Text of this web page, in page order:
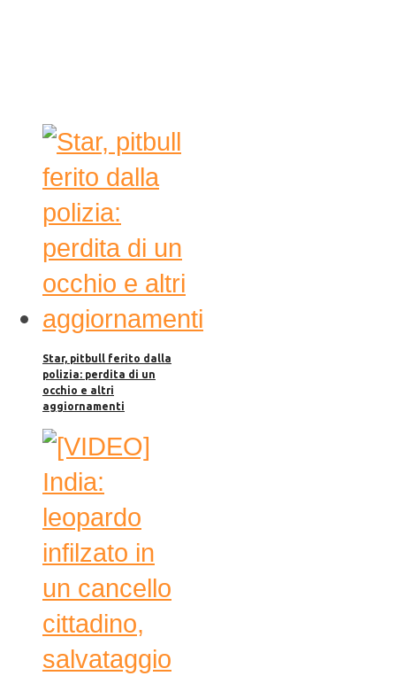
Star, pitbull ferito dalla
polizia: perdita di un
occhio e altri
aggiornamenti